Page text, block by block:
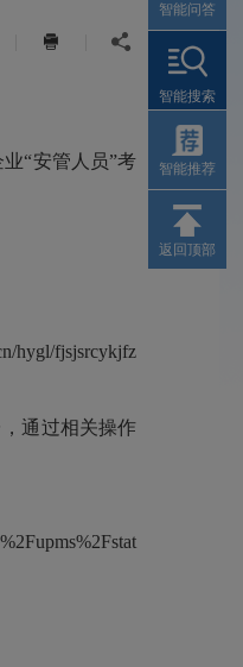
 
“安管人员”考
hygl/fjsjsrcykjfz
通过相关操作
智能问答
智能搜索
智能推荐
返回顶部